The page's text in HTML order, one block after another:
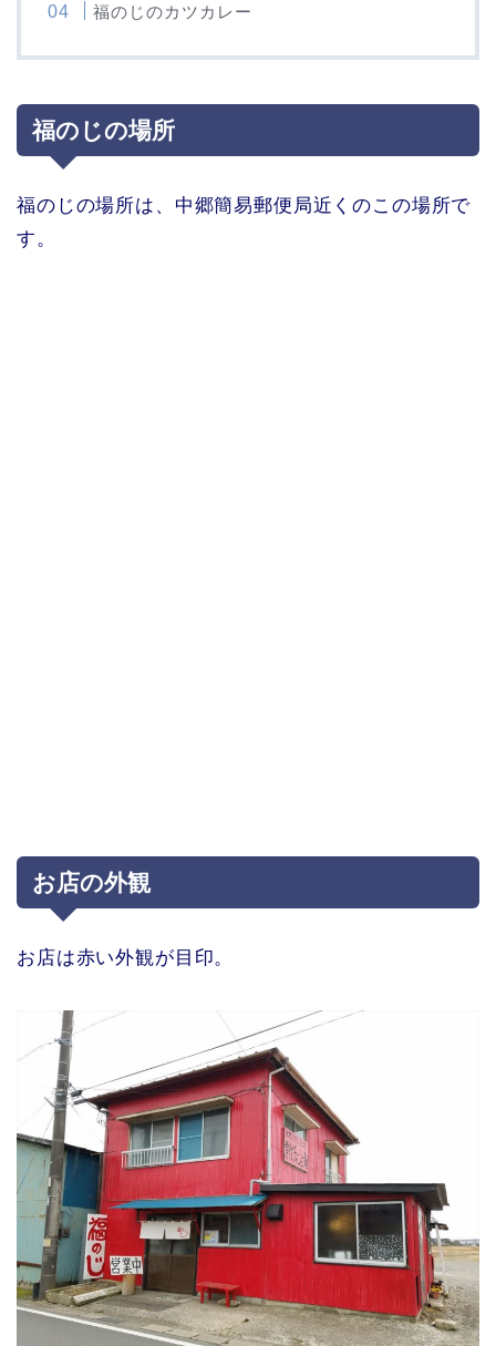
福のじのカツカレー
福のじの場所
福のじの場所は、中郷簡易郵便局近くのこの場所で
す。
お店の外観
お店は赤い外観が目印。